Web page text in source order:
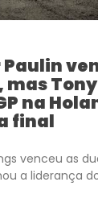
na
final
venceu as
a liderança